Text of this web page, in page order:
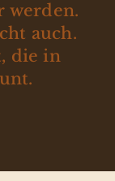
werden.
auch.
die in